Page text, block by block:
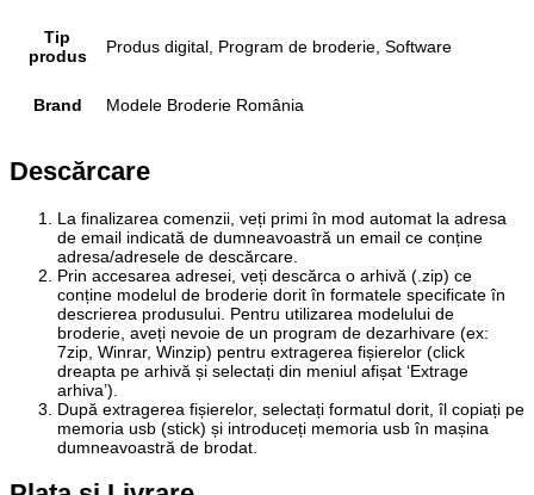
Tip
produs
Produs digital, Program de broderie, Software
Brand Modele Broderie România
Descărcare
La finalizarea comenzii, veți primi în mod automat la adresa
de email indicată de dumneavoastră un email ce conține
adresa/adresele de descărcare.
Prin accesarea adresei, veți descărca o arhivă (.zip) ce
conține modelul de broderie dorit în formatele specificate în
descrierea produsului. Pentru utilizarea modelului de
broderie, aveți nevoie de un program de dezarhivare (ex:
7zip, Winrar, Winzip) pentru extragerea fișierelor (click
dreapta pe arhivă și selectați din meniul afișat ‘Extrage
arhiva’).
După extragerea fișierelor, selectați formatul dorit, îl copiați pe
memoria usb (stick) și introduceți memoria usb în mașina
dumneavoastră de brodat.